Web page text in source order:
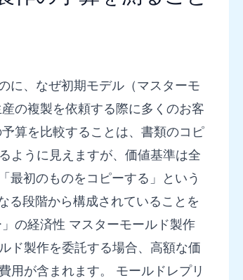
に、なぜ初期モデル（マスターモ
の複製を依頼する際に多くのお客
算を比較することは、書類のコピ
ように見えますが、価値基準は全
最初のものをコピーする」という
る段階から構成されていることを
の経済性 マスターモールド製作
ド製作を委託する場合、高額な価
用が含まれます。 モールドレプリ